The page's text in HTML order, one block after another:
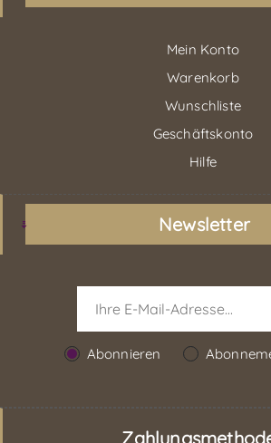
Mein Konto
Warenkorb
Wunschliste
Geschäftskonto
Hilfe
Newsletter
Abonnieren